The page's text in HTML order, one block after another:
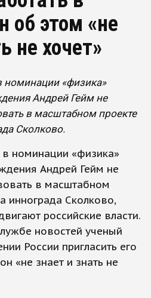
об этом «не
не хочет»
номинации «физика»
Андрей Гейм не
в масштабном проекте
Сколково.
номинации «физика»
Андрей Гейм не
в масштабном
иннограда Сколково,
российские власти.
новостей ученый
России пригласить его
«не знает и знать не